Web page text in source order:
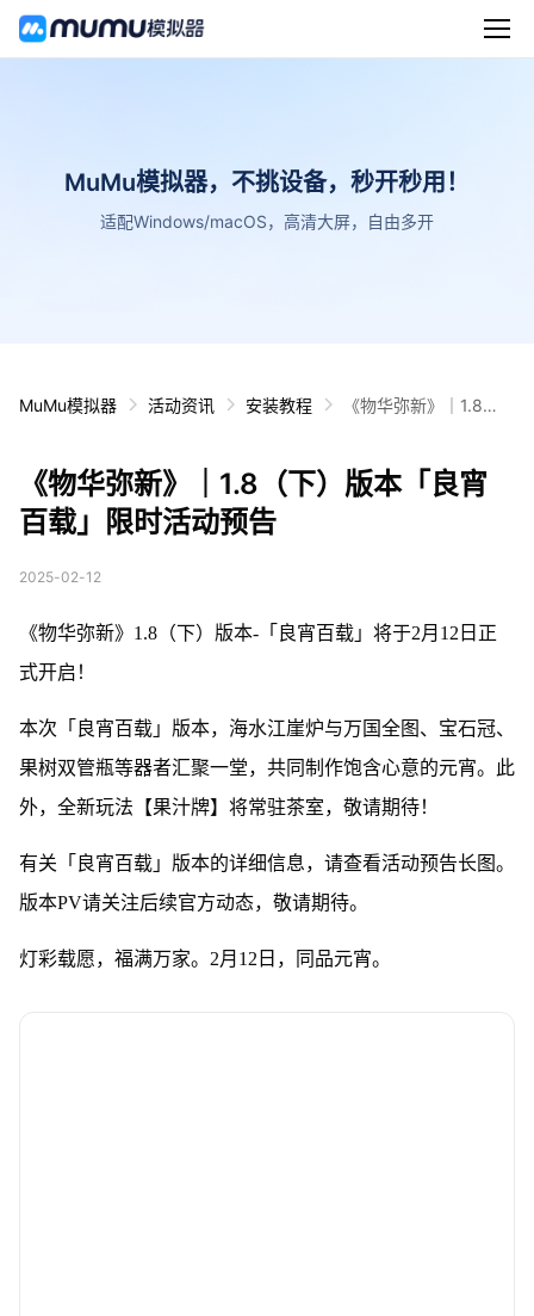
MuMu模拟器，不挑设备，秒开秒用！
适配Windows/macOS，高清大屏，自由多开
MuMu模拟器 活动资讯 安装教程
《物华弥新》｜1.8
《物华弥新》｜1.8（下）版本「良宵
百载」限时活动预告
2025-02-12
《物华弥新》1.8（下）版本-「良宵百载」将于2月12日正
式开启！
本次「良宵百载」版本，海水江崖炉与万国全图、宝石冠、
果树双管瓶等器者汇聚一堂，共同制作饱含心意的元宵。此
外，全新玩法【果汁牌】将常驻茶室，敬请期待！
有关「良宵百载」版本的详细信息，请查看活动预告长图。
版本PV请关注后续官方动态，敬请期待。
灯彩载愿，福满万家。2月12日，同品元宵。